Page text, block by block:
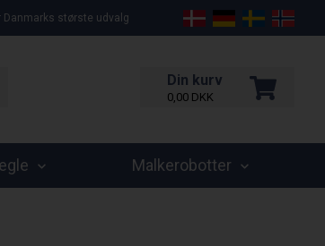
Danmarks største udvalg
Din kurv
0,00 DKK
Malkerobotter